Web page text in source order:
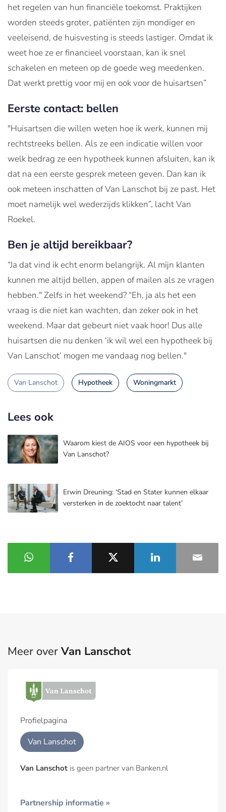
het regelen van hun financiële toekomst. Praktijken
worden steeds groter, patiënten zijn mondiger en
veeleisend, de huisvesting is steeds lastiger. Omdat ik
weet hoe ze er financieel voorstaan, kan ik snel
schakelen en meteen op de goede weg meedenken.
Dat werkt prettig voor mij en ook voor de huisartsen”
Eerste contact: bellen
"Huisartsen die willen weten hoe ik werk, kunnen mij
rechtstreeks bellen. Als ze een indicatie willen voor
welk bedrag ze een hypotheek kunnen afsluiten, kan ik
dat na een eerste gesprek meteen geven. Dan kan ik
ook meteen inschatten of Van Lanschot bij ze past. Het
moet namelijk wel wederzijds klikken”, lacht Van
Roekel.
Ben je altijd bereikbaar?
“Ja dat vind ik echt enorm belangrijk. Al mijn klanten
kunnen me altijd bellen, appen of mailen als ze vragen
hebben." Zelfs in het weekend? “Eh, ja als het een
vraag is die niet kan wachten, dan zeker ook in het
weekend. Maar dat gebeurt niet vaak hoor! Dus alle
huisartsen die nu denken ‘ik wil wel een hypotheek bij
Van Lanschot’ mogen me vandaag nog bellen."
Van Lanschot Hypotheek Woningmarkt
Lees ook
Waarom kiest de AIOS voor een hypotheek bij
Van Lanschot?
Erwin Dreuning: ‘Stad en Stater kunnen elkaar
versterken in de zoektocht naar talent’
Meer over Van Lanschot
Profielpagina
Van Lanschot
Van Lanschot is geen partner van Banken.nl
Partnership informatie »